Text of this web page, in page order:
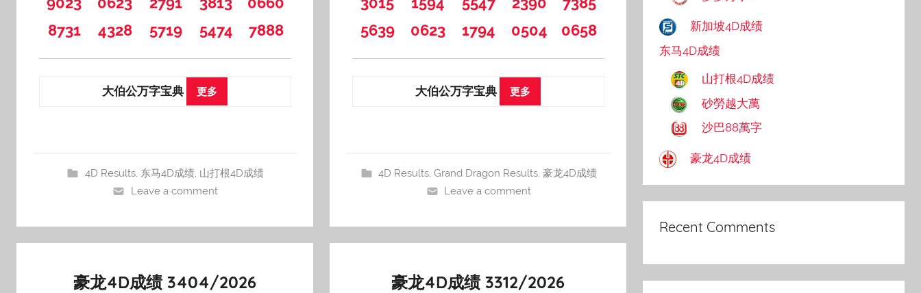
8731
4328 5719 5474 7888
大伯公万字宝典 更多
4D Results, 东马4D成绩, 山打根4D成绩
Leave a comment
5639
0623 1794 0504 0658
大伯公万字宝典 更多
4D Results,Grand Dragon Results,豪龙4D成绩
Leave a comment
豪龙4D成绩 3404/2026 豪龙4D成绩 3312/2026
新加坡4D成绩
东马4D成绩
山打根4D成绩
砂勞越大萬
沙巴88萬字
豪龙4D成绩
Recent Comments